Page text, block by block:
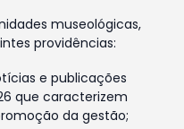
museológicas,
providências:
e publicações
que caracterizem
da gestão;